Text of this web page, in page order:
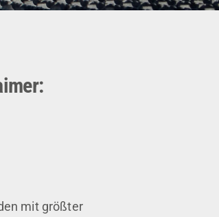
mit größter